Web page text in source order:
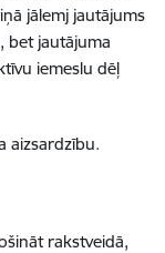
jālemj jautājums
bet jautājuma
iemeslu dēļ
aizsardzību.
rakstveidā,